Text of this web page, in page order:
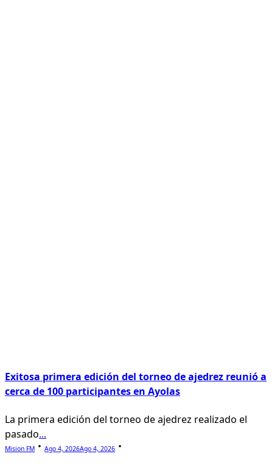
Exitosa primera edición del torneo de ajedrez reunió a
cerca de 100 participantes en Ayolas
La primera edición del torneo de ajedrez realizado el
pasado...
Mision FM Ago 4, 2026Ago 4, 2026